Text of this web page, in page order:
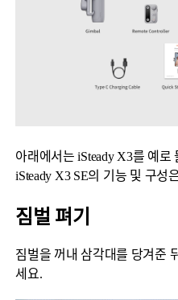
Q
아래에서는 iSteady X3를 예로
iSteady X3 SE의 기능 및 구성
짐벌 펴기
짐벌을 꺼내 삼각대를 당겨준
세요.